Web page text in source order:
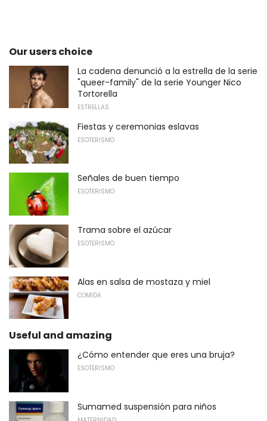
Our users choice
La cadena denunció a la estrella de la serie
"queer-family" de la serie Younger Nico
Tortorella
ESTRELLAS
Fiestas y ceremonias eslavas
ESOTERISMO
Señales de buen tiempo
ESOTERISMO
Trama sobre el azúcar
ESOTERISMO
Alas en salsa de mostaza y miel
COMIDA
Useful and amazing
¿Cómo entender que eres una bruja?
ESOTERISMO
Sumamed suspensión para niños